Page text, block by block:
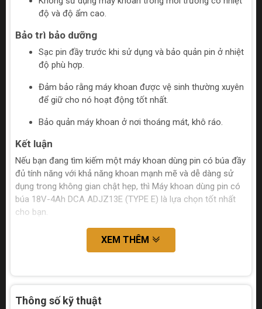
độ và độ ẩm cao.
Bảo trì bảo dưỡng
Sạc pin đầy trước khi sử dụng và bảo quản pin ở nhiệt
độ phù hợp.
Đảm bảo rằng máy khoan được vệ sinh thường xuyên
để giữ cho nó hoạt động tốt nhất.
Bảo quản máy khoan ở nơi thoáng mát, khô ráo.
Kết luận
Nếu bạn đang tìm kiếm một máy khoan dùng pin có búa đầy
đủ tính năng với khả năng khoan mạnh mẽ và dễ dàng sử
dụng trong không gian chật hẹp, thì Máy khoan dùng pin có
búa 18V-4Ah DCA ADJZ13E (TYPE E) là lựa chọn tốt nhất
cho bạn.
XEM THÊM
Thông số kỹ thuật